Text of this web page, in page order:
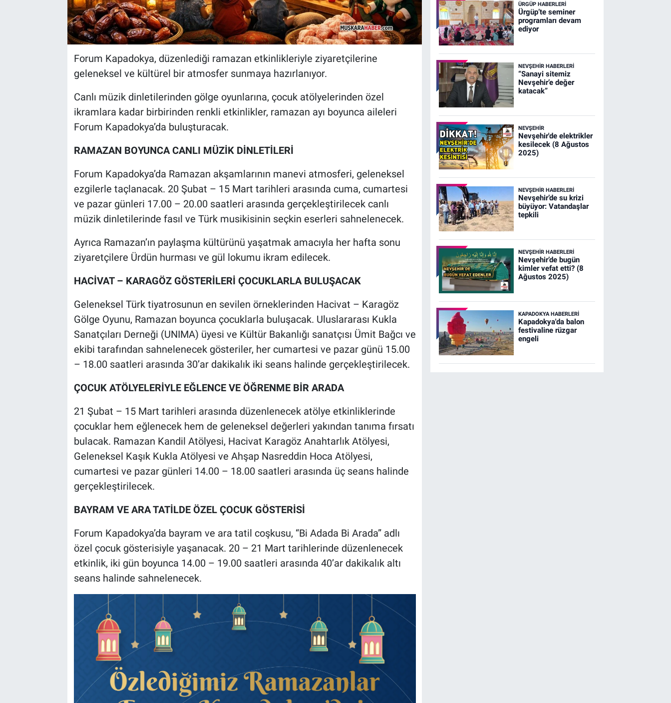
Forum Kapadokya, düzenlediği ramazan etkinlikleriyle ziyaretçilerine
geleneksel ve kültürel bir atmosfer sunmaya hazırlanıyor.
Canlı müzik dinletilerinden gölge oyunlarına, çocuk atölyelerinden özel
ikramlara kadar birbirinden renkli etkinlikler, ramazan ayı boyunca aileleri
Forum Kapadokya’da buluşturacak.
RAMAZAN BOYUNCA CANLI MÜZİK DİNLETİLERİ
Forum Kapadokya’da Ramazan akşamlarının manevi atmosferi, geleneksel
ezgilerle taçlanacak. 20 Şubat – 15 Mart tarihleri arasında cuma, cumartesi
ve pazar günleri 17.00 – 20.00 saatleri arasında gerçekleştirilecek canlı
müzik dinletilerinde fasıl ve Türk musikisinin seçkin eserleri sahnelenecek.
Ayrıca Ramazan’ın paylaşma kültürünü yaşatmak amacıyla her hafta sonu
ziyaretçilere Ürdün hurması ve gül lokumu ikram edilecek.
HACİVAT – KARAGÖZ GÖSTERİLERİ ÇOCUKLARLA BULUŞACAK
Geleneksel Türk tiyatrosunun en sevilen örneklerinden Hacivat – Karagöz
Gölge Oyunu, Ramazan boyunca çocuklarla buluşacak. Uluslararası Kukla
Sanatçıları Derneği (UNIMA) üyesi ve Kültür Bakanlığı sanatçısı Ümit Bağcı ve
ekibi tarafından sahnelenecek gösteriler, her cumartesi ve pazar günü 15.00
– 18.00 saatleri arasında 30’ar dakikalık iki seans halinde gerçekleştirilecek.
ÇOCUK ATÖLYELERİYLE EĞLENCE VE ÖĞRENME BİR ARADA
21 Şubat – 15 Mart tarihleri arasında düzenlenecek atölye etkinliklerinde
çocuklar hem eğlenecek hem de geleneksel değerleri yakından tanıma fırsatı
bulacak. Ramazan Kandil Atölyesi, Hacivat Karagöz Anahtarlık Atölyesi,
Geleneksel Kaşık Kukla Atölyesi ve Ahşap Nasreddin Hoca Atölyesi,
cumartesi ve pazar günleri 14.00 – 18.00 saatleri arasında üç seans halinde
gerçekleştirilecek.
BAYRAM VE ARA TATİLDE ÖZEL ÇOCUK GÖSTERİSİ
Forum Kapadokya’da bayram ve ara tatil coşkusu, “Bi Adada Bi Arada” adlı
özel çocuk gösterisiyle yaşanacak. 20 – 21 Mart tarihlerinde düzenlenecek
etkinlik, iki gün boyunca 14.00 – 19.00 saatleri arasında 40’ar dakikalık altı
seans halinde sahnelenecek.
ÜRGÜP HABERLERI
Ürgüp’te seminer
programları devam
ediyor
NEVŞEHIR HABERLERI
“Sanayi sitemiz
Nevşehir’e değer
katacak”
NEVŞEHIR
Nevşehir'de elektrikler
kesilecek (8 Ağustos
2025)
NEVŞEHIR HABERLERI
Nevşehir’de su krizi
büyüyor: Vatandaşlar
tepkili
NEVŞEHIR HABERLERI
Nevşehir’de bugün
kimler vefat etti? (8
Ağustos 2025)
KAPADOKYA HABERLERI
Kapadokya'da balon
festivaline rüzgar
engeli